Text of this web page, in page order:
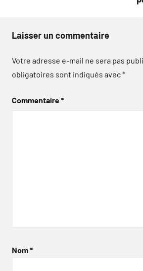
Laisser un commentaire
Votre adresse e-mail ne sera pas
obligatoires sont indiqués avec*
Commentaire*
Nom*